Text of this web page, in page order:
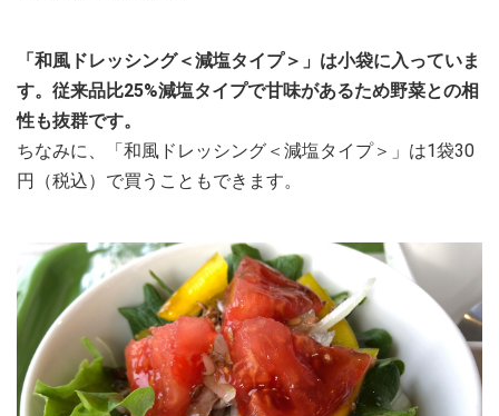
「和風ドレッシング＜減塩タイプ＞」は小袋に入っていま
す。従来品比25%減塩タイプで甘味があるため野菜との相
性も抜群です。
ちなみに、「和風ドレッシング＜減塩タイプ＞」は1袋30
円（税込）で買うこともできます。